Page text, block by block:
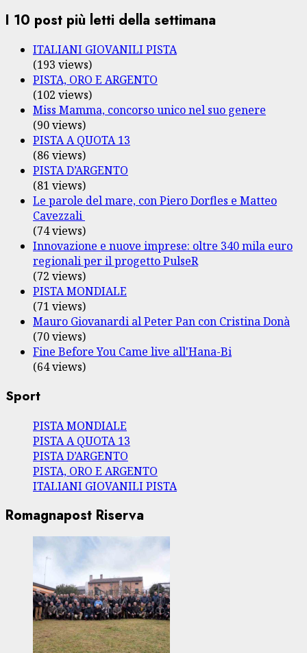
I 10 post più letti della settimana
ITALIANI GIOVANILI PISTA
(193 views)
PISTA, ORO E ARGENTO
(102 views)
Miss Mamma, concorso unico nel suo genere
(90 views)
PISTA A QUOTA 13
(86 views)
PISTA D’ARGENTO
(81 views)
Le parole del mare, con Piero Dorfles e Matteo
Cavezzali
(74 views)
Innovazione e nuove imprese: oltre 340 mila euro
regionali per il progetto PulseR
(72 views)
PISTA MONDIALE
(71 views)
Mauro Giovanardi al Peter Pan con Cristina Donà
(70 views)
Fine Before You Came live all'Hana-Bi
(64 views)
Sport
PISTA MONDIALE
PISTA A QUOTA 13
PISTA D’ARGENTO
PISTA, ORO E ARGENTO
ITALIANI GIOVANILI PISTA
Romagnapost Riserva